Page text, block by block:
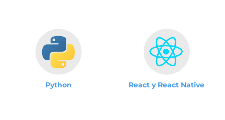
Python React y React Native